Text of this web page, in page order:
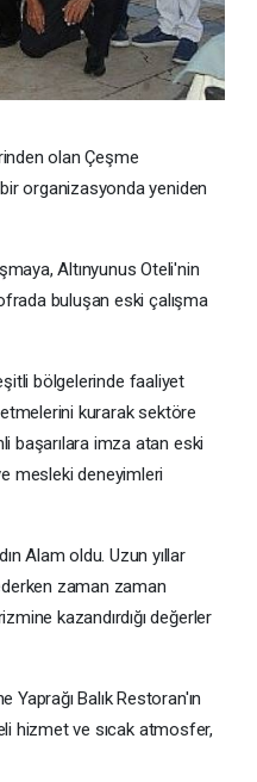
olan Çeşme
organizasyonda yeniden
Altınyunus Oteli'nin
buluşan eski çalışma
bölgelerinde faaliyet
kurarak sektöre
başarılara imza atan eski
mesleki deneyimleri
Alam oldu. Uzun yıllar
zaman zaman
kazandırdığı değerler
Balık Restoran'ın
hizmet ve sıcak atmosfer,